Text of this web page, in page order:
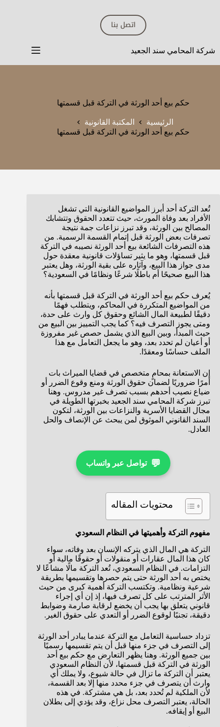
اتصل بنا
شركة المحامي سند الجعيد
حكم بيع أحد الورثة في التركة قبل قسمتها
الرئيسية
المكتبة القانونية
حكم بيع أحد الورثة في التركة قبل قسمتها
تُعد التركة أحد أبرز المواضيع القانونية التي تشغل
الأفراد بعد وفاة المورث، حيث تتعدد الحقوق وتتشابك
المصالح بين الورثة، وقد تبرز نزاعات جمة نتيجة
تصرفات بعض الورثة قبل إتمام القسمة الرسمية. من
هذه التصرفات الشائعة بيع أحد الورثة نصيبه في التركة
قبل قسمتها، وهو ما يثير تساؤلات قانونية معقدة حول
مدى جواز هذا البيع، وآثاره على بقية الورثة، وهل يعتبر
هذا البيع صحيحًا أم باطلًا شرعًا ونظامًا في السعودية؟
يُعرف حكم بيع أحد الورثة في التركة قبل قسمتها بأنه
من المواضيع المتكررة في المحاكم، ويتطلب فهمًا
دقيقًا لطبيعة المال الشائع وحقوق كل وارث على حدة،
ومتى يجوز التصرف فيه؟ كما يجب التمييز بين البيع من
حيث المبدأ، وبين البيع الذي يشمل حصص غير مفروزة
أو أعيان لم تحدد بعد، وهو ما يجعل التعامل مع هذا
الملف حساسًا ومعقدًا.
إن الاستعانة بمحامٍ متخصص في قضايا الميراث بات
أمرًا ضروريًا لضمان حقوق الورثة ومنع وقوع الضرر أو
ضياع نصيب أحدهم بسبب تصرف غير مدروس. وهنا
تبرز شركة المحامي سند الجعيد بخبرتها الطويلة في
مجال القضايا الأسرية والنزاعات بين الورثة، لتكون
السند القانوني الموثوق لمن يبحث عن الإنصاف والحل
العادل.
💬 تواصل عبر واتساب
محتويات المقاله
مفهوم التركة وأهميتها في النظام السعودي
التركة هي المال الذي يتركه الإنسان بعد وفاته، سواء
كان هذا المال عقارات أو منقولات أو حقوقًا مالية أو
التزامات. في النظام السعودي، تُعد التركة مالًا مشاعًا لا
يختص به أحد الورثة حتى يتم حصرها وتقسيمها بطريقة
شرعية ونظامية. وتكتسب التركة أهمية كبرى من حيث
الأثر المترتب على كل تصرف فيها، إذ إن أي إجراء
قانوني يتعلق بها يجب أن يخضع لرقابة صارمة وضوابط
دقيقة، تجنبًا لوقوع الضرر أو التعدي على حقوق الغير.
تزداد حساسية التعامل مع التركة عندما يبادر أحد الورثة
إلى التصرف في جزء منها قبل أن يتم تقسيمها رسميًا
بين جميع الورثة. وهنا يظهر التعارض مع حكم بيع أحد
الورثة في التركة قبل قسمتها، لأن النظام السعودي
يعتبر أن التركة ما تزال في حالة شيوع، ولا يملك أي
وارث أن يتصرف في جزء محدد منها إلا بعد القسمة،
لأن الملكية لم تُحدد بعد، بل هي مشتركة. في هذه
الحالة، يعتبر التصرف محل نزاع، وقد يؤدي إلى بطلان
البيع أو إيقافه.